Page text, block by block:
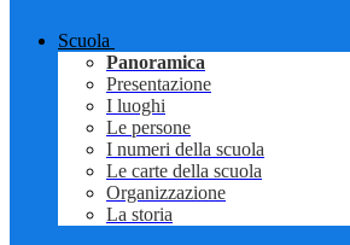
Scuola
Panoramica
Presentazione
I luoghi
Le persone
I numeri della scuola
Le carte della scuola
Organizzazione
La storia